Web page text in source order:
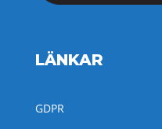
LÄNKAR
GDPR